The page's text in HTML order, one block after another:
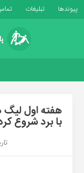
پیوندها تبلیغات
هفته اول
با برد شروع